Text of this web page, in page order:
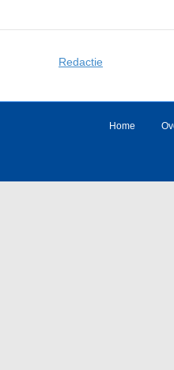
Redactie
Home